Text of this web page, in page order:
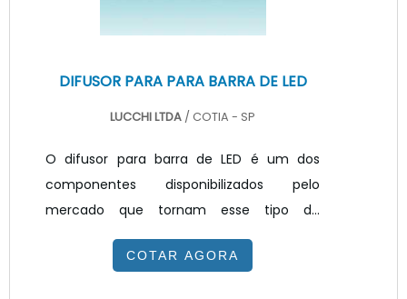
DIFUSOR PARA PARA BARRA DE LED
LUCCHI LTDA / COTIA - SP
O difusor para barra de LED é um dos
componentes disponibilizados pelo
mercado que tornam esse tipo de
iluminação mais eficaz. O componente
possui características como ser fabricado
COTAR AGORA